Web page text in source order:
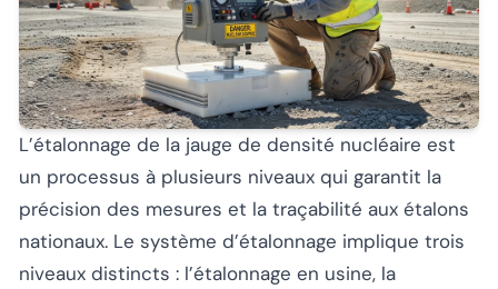
L’étalonnage de la jauge de densité nucléaire est
un processus à plusieurs niveaux qui garantit la
précision des mesures et la traçabilité aux étalons
nationaux. Le système d’étalonnage implique trois
niveaux distincts : l’étalonnage en usine, la